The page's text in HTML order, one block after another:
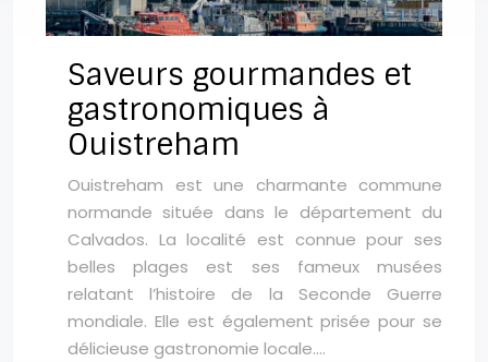
Saveurs gourmandes et
gastronomiques à
Ouistreham
Ouistreham est une charmante commune
normande située dans le département du
Calvados. La localité est connue pour ses
belles plages est ses fameux musées
relatant l’histoire de la Seconde Guerre
mondiale. Elle est également prisée pour se
délicieuse gastronomie locale….